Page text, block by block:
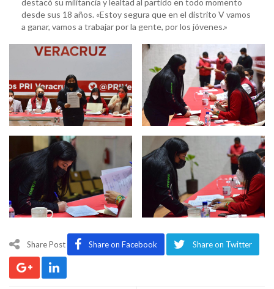
desde sus 18 años. «Estoy segura que en el distrito V vamos
a ganar, vamos a trabajar por la gente, por los jóvenes.»
Share Post Share on Facebook Share on Twitter